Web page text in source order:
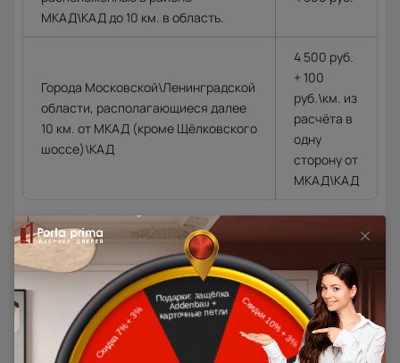
МКАД\КАД до 10 км. в область.
Города Московской\Ленинградской
области, располагающиеся далее
10 км. от МКАД (кроме Щёлковского
шоссе)\КАД
4 500 руб.
+ 100
руб.\км. из
расчёта в
одну
сторону от
МКАД\КАД
Доставка в регионы осуществляется по тарифам нашего
дилера в данном регионе или, при заказе через запрос с
сайта, отдельно рассчитывается менеджером интернет-
магазина.
Подробная информация о доставке